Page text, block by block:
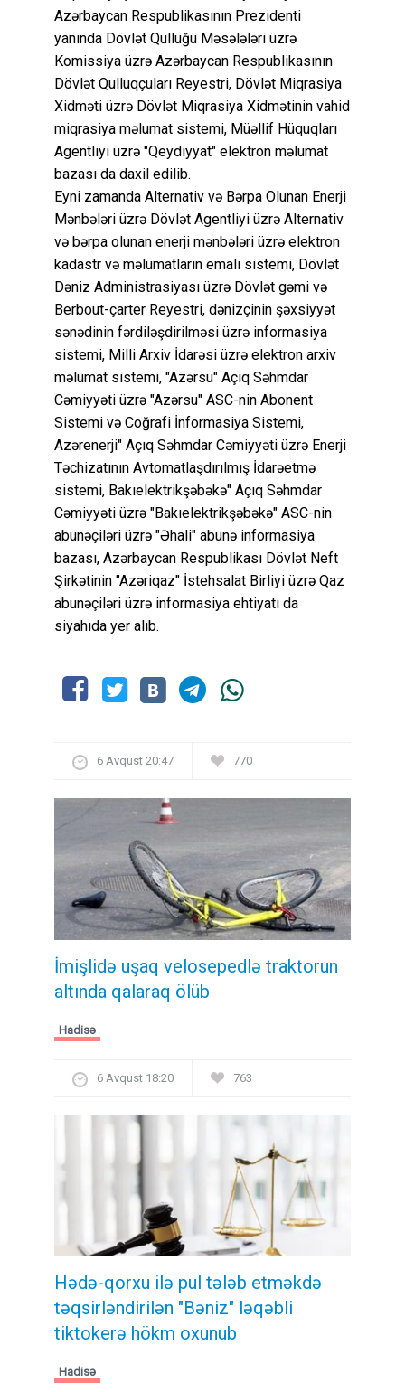
Azərbaycan Respublikasının Prezidenti
yanında Dövlət Qulluğu Məsələləri üzrə
Komissiya üzrə Azərbaycan Respublikasının
Dövlət Qulluqçuları Reyestri, Dövlət Miqrasiya
Xidməti üzrə Dövlət Miqrasiya Xidmətinin vahid
miqrasiya məlumat sistemi, Müəllif Hüquqları
Agentliyi üzrə "Qeydiyyat" elektron məlumat
bazası da daxil edilib.
Eyni zamanda Alternativ və Bərpa Olunan Enerji
Mənbələri üzrə Dövlət Agentliyi üzrə Alternativ
və bərpa olunan enerji mənbələri üzrə elektron
kadastr və məlumatların emalı sistemi, Dövlət
Dəniz Administrasiyası üzrə Dövlət gəmi və
Berbout-çarter Reyestri, dənizçinin şəxsiyyət
sənədinin fərdiləşdirilməsi üzrə informasiya
sistemi, Milli Arxiv İdarəsi üzrə elektron arxiv
məlumat sistemi, "Azərsu" Açıq Səhmdar
Cəmiyyəti üzrə "Azərsu" ASC-nin Abonent
Sistemi və Coğrafi İnformasiya Sistemi,
Azərenerji" Açıq Səhmdar Cəmiyyəti üzrə Enerji
Təchizatının Avtomatlaşdırılmış İdarəetmə
sistemi, Bakıelektrikşəbəkə" Açıq Səhmdar
Cəmiyyəti üzrə "Bakıelektrikşəbəkə" ASC-nin
abunəçiləri üzrə "Əhali" abunə informasiya
bazası, Azərbaycan Respublikası Dövlət Neft
Şirkətinin "Azəriqaz" İstehsalat Birliyi üzrə Qaz
abunəçiləri üzrə informasiya ehtiyatı da
siyahıda yer alıb.
6 Avqust 20:47 770
İmişlidə uşaq velosepedlə traktorun
altında qalaraq ölüb
Hadisə
6 Avqust 18:20 763
Hədə-qorxu ilə pul tələb etməkdə
təqsirləndirilən "Bəniz" ləqəbli
tiktokerə hökm oxunub
Hadisə